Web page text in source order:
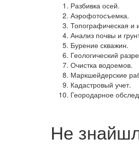
Разбивка осей.
Аэрофотосъемка.
Топографическая и
Анализ почвы и
Бурение скважин.
Геологический
Очистка водоемов.
Маркшейдерские
Кадастровый учет.
Геородарное
Не